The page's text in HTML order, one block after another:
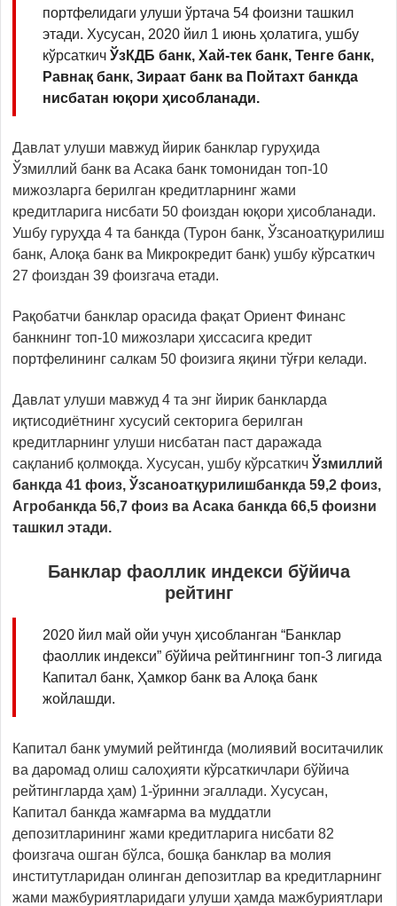
портфелидаги улуши ўртача 54 фоизни ташкил
этади. Хусусан, 2020 йил 1 июнь ҳолатига, ушбу
кўрсаткич ЎзКДБ банк, Хай-тек банк, Тенге банк,
Равнақ банк, Зираат банк ва Пойтахт банкда
нисбатан юқори ҳисобланади.
Давлат улуши мавжуд йирик банклар гуруҳида
Ўзмиллий банк ва Асака банк томонидан топ-10
мижозларга берилган кредитларнинг жами
кредитларига нисбати 50 фоиздан юқори ҳисобланади.
Ушбу гуруҳда 4 та банкда (Турон банк, Ўзсаноатқурилиш
банк, Алоқа банк ва Микрокредит банк) ушбу кўрсаткич
27 фоиздан 39 фоизгача етади.
Рақобатчи банклар орасида фақат Ориент Финанс
банкнинг топ-10 мижозлари ҳиссасига кредит
портфелининг салкам 50 фоизига яқини тўғри келади.
Давлат улуши мавжуд 4 та энг йирик банкларда
иқтисодиётнинг хусусий секторига берилган
кредитларнинг улуши нисбатан паст даражада
сақланиб қолмоқда. Хусусан, ушбу кўрсаткич Ўзмиллий
банкда 41 фоиз, Ўзсаноатқурилишбанкда 59,2 фоиз,
Агробанкда 56,7 фоиз ва Асака банкда 66,5 фоизни
ташкил этади.
Банклар фаоллик индекси бўйича
рейтинг
2020 йил май ойи учун ҳисобланган “Банклар
фаоллик индекси” бўйича рейтингнинг топ-3 лигида
Капитал банк, Ҳамкор банк ва Алоқа банк
жойлашди.
Капитал банк умумий рейтингда (молиявий воситачилик
ва даромад олиш салоҳияти кўрсаткичлари бўйича
рейтингларда ҳам) 1-ўринни эгаллади. Хусусан,
Капитал банкда жамғарма ва муддатли
депозитларининг жами кредитларига нисбати 82
фоизгача ошган бўлса, бошқа банклар ва молия
институтларидан олинган депозитлар ва кредитларнинг
жами мажбуриятларидаги улуши ҳамда мажбуриятлари